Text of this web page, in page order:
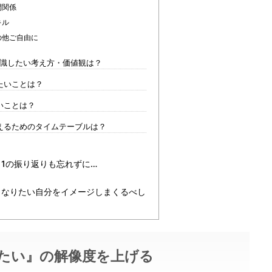
関係
ル
他ご自由に
したい考え方・価値観は？
ことは？
とは？
ためのタイムテーブルは？
の振り返りも忘れずに…
りたい自分をイメージしまくるべし
い』の解像度を上げる